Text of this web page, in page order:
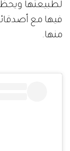
لطبيعتها
فيها مع
منها.